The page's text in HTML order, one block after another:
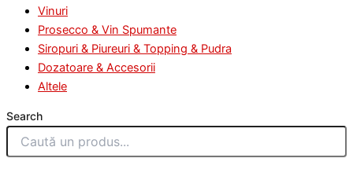
Vinuri
Prosecco & Vin Spumante
Siropuri & Piureuri & Topping & Pudra
Dozatoare & Accesorii
Altele
Search